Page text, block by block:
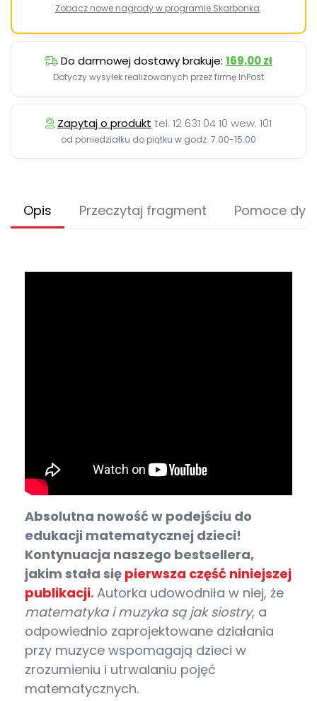
Zobacz nowe nagrody w programie Skarbonka.
Do darmowej dostawy brakuje: 169,00 zł
Dotyczy wysyłek realizowanych przez firmę InPost
Zapytaj o produkt tel. 12 631 04 10 wew. 101
od poniedziałku do piątku w godz. 7.00-15.00
Opis Przeczytaj fragment Pomoce
Absolutna nowość w podejściu do
edukacji matematycznej dzieci!
Kontynuacja naszego bestsellera,
jakim stała się pierwsza część niniejszej
publikacji. Autorka udowodniła w niej, że
matematyka i muzyka są jak siostry, a
odpowiednio zaprojektowane działania
przy muzyce wspomagają dzieci w
zrozumieniu i utrwalaniu pojęć
matematycznych.